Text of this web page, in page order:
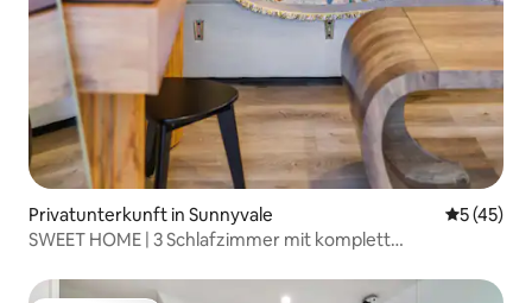
Privatunterkunft in Sunnyvale
5 (45)
SWEET HOME | 3 Schlafzimmer mit komplett